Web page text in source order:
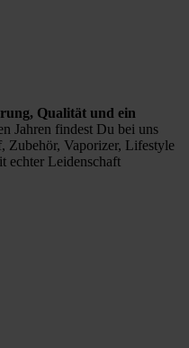
Qualität und ein
Jahren findest Du bei uns
Zubehör, Vaporizer, Lifestyle
echter Leidenschaft